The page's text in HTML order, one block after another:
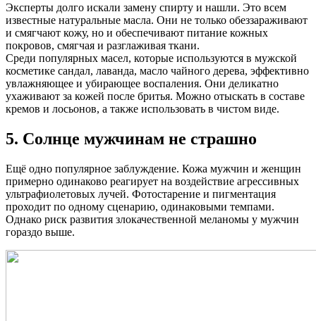
Эксперты долго искали замену спирту и нашли. Это всем
известные натуральные масла. Они не только обеззараживают
и смягчают кожу, но и обеспечивают питание кожных
покровов, смягчая и разглаживая ткани.
Среди популярных масел, которые используются в мужской
косметике сандал, лаванда, масло чайного дерева, эффективно
увлажняющее и убирающее воспаления. Они деликатно
ухаживают за кожей после бритья. Можно отыскать в составе
кремов и лосьонов, а также использовать в чистом виде.
5. Солнце мужчинам не страшно
Ещё одно популярное заблуждение. Кожа мужчин и женщин
примерно одинаково реагирует на воздействие агрессивных
ультрафиолетовых лучей. Фотостарение и пигментация
проходит по одному сценарию, одинаковыми темпами.
Однако риск развития злокачественной меланомы у мужчин
гораздо выше.